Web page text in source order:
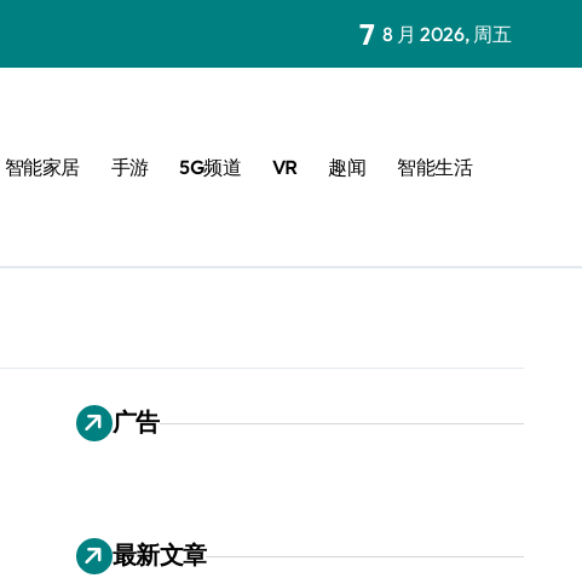
7 8 月 2026, 周五
智能家居 手游 5G频道 VR 趣闻 智能生活
广告
最新文章